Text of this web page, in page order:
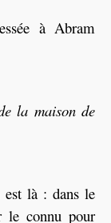
à Abram
la maison de
est là : dans le
le connu pour